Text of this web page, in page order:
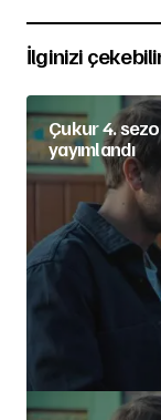
İlginizi
Çukur 4.
yayımlandı